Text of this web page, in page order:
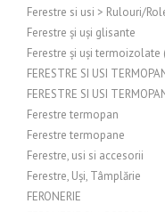
Ferestre si usi > Rulouri/
Ferestre și uși glisante
Ferestre și uși termoizolate
FERESTRE SI USI
FERESTRE SI USI
Ferestre termopan
Ferestre termopane
Ferestre, usi si accesorii
Ferestre, Uși, Tâmplărie
FERONERIE